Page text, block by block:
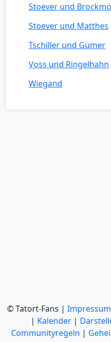
Stoever und
Stoever und Matthes
Tschiller und Gümer
Voss und Ringelhahn
Wiegand
© Tatort-Fans | Impressum
| Kalender |
Communityregeln |